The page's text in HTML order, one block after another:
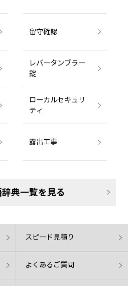
留守確認
レバータンブラー
錠
ローカルセキュリ
ティ
露出工事
典一覧を見る
スピード見積り
よくあるご質問